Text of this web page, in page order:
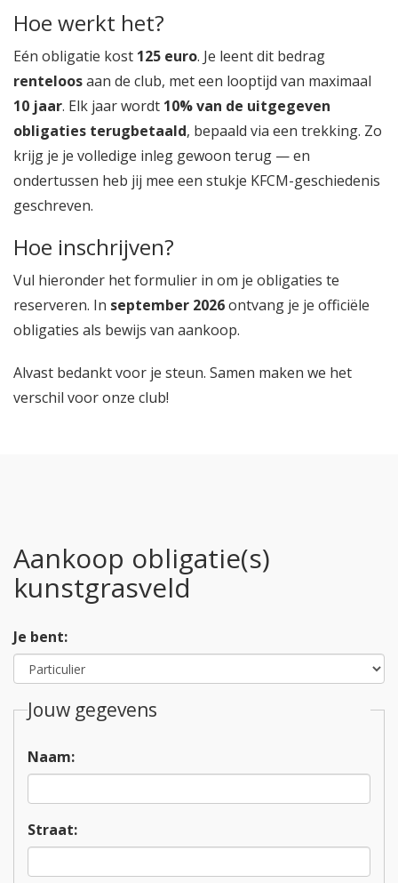
Hoe werkt het?
Eén obligatie kost 125 euro. Je leent dit bedrag
renteloosaan de club, met een looptijd van maximaal
10 jaar. Elk jaar wordt 10% van de uitgegeven
obligaties terugbetaald, bepaald via een trekking. Zo
krijg je je volledige inleg gewoon terug — en
ondertussen heb jij mee een stukje KFCM-geschiedenis
geschreven.
Hoe inschrijven?
Vul hieronder het formulier in om je obligaties te
reserveren. In september 2026ontvang je je officiële
obligaties als bewijs van aankoop.
Alvast bedankt voor je steun. Samen maken we het
verschil voor onze club!
Aankoop obligatie(s)
kunstgrasveld
Je bent:
Jouw gegevens
Naam:
Straat: